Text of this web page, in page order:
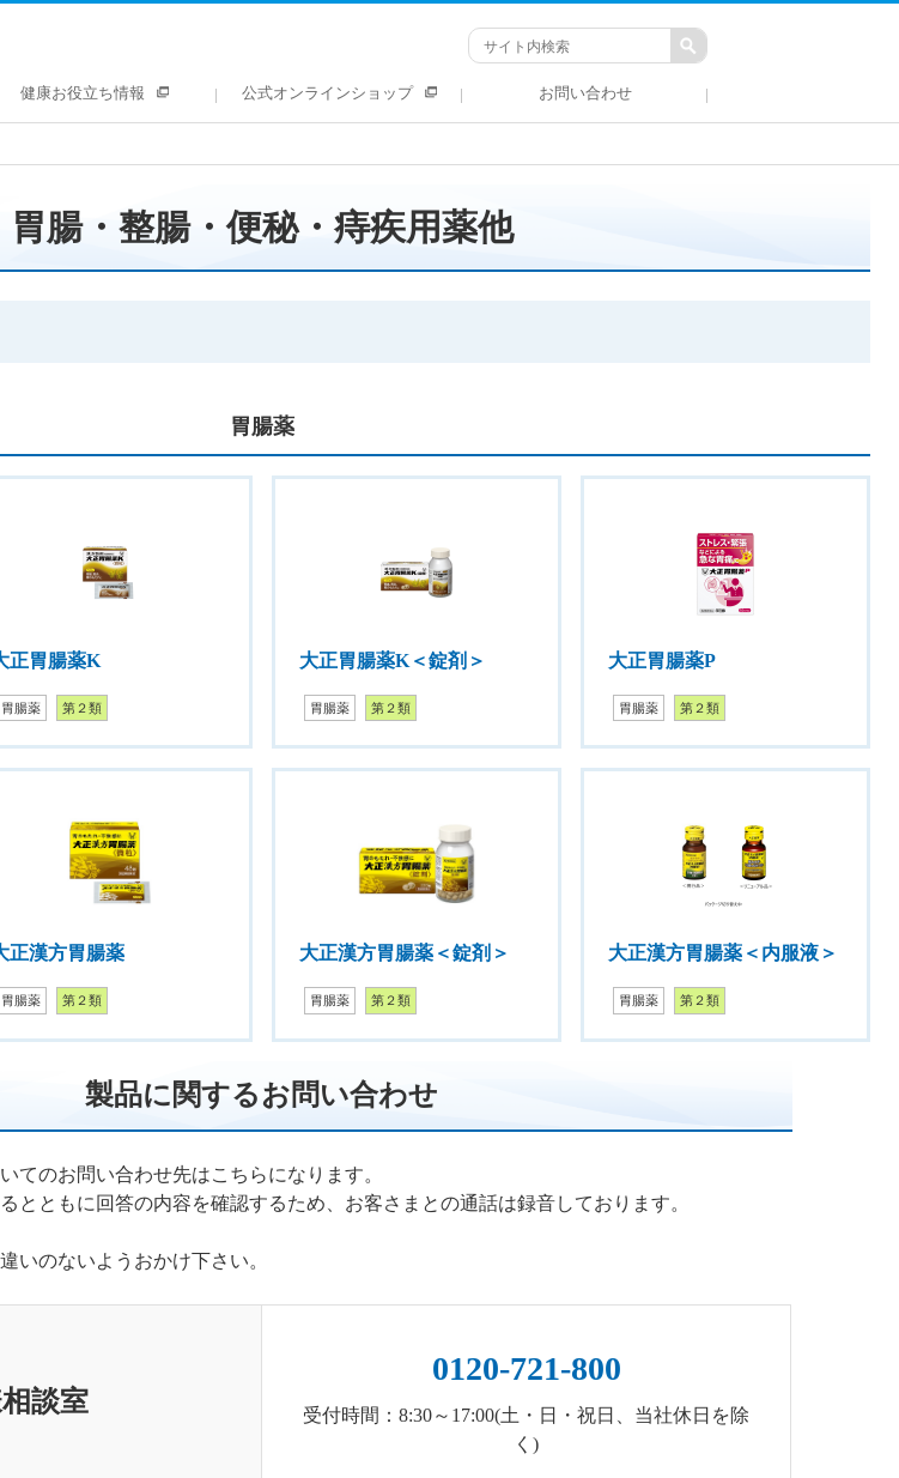
健康お役立ち情報 公式オンラインショップ お問い合わせ
胃腸・整腸・便秘・痔疾用薬他
胃腸薬
正胃腸薬K
胃腸薬 第２類
大正胃腸薬K＜錠剤＞
胃腸薬 第２類
大正胃腸薬P
胃腸薬 第２類
正漢方胃腸薬
胃腸薬 第２類
大正漢方胃腸薬＜錠剤＞
胃腸薬 第２類
大正漢方胃腸薬＜内服液＞
胃腸薬 第２類
製品に関するお問い合わせ
てのお問い合わせ先はこちらになります。
とともに回答の内容を確認するため、お客さまとの通話は録音しております。
いのないようおかけ下さい。
談室
0120-721-800
受付時間：8:30～17:00(土・日・祝日、当社休日を除
く)